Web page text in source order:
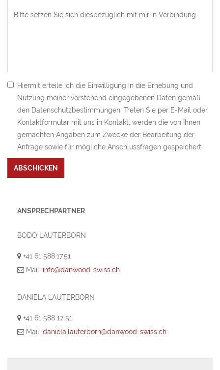
Hiermit erteile ich die Einwilligung in die Erhebung und
Nutzung meiner vorstehend eingegebenen Daten gemäß
den Datenschutzbestimmungen. Treten Sie per E-Mail oder
Kontaktformular mit uns in Kontakt, werden die von Ihnen
gemachten Angaben zum Zwecke der Bearbeitung der
Anfrage sowie für mögliche Anschlussfragen gespeichert.
Bitte nicht ausfüllen.
ABSCHICKEN
ANSPRECHPARTNER
BODO LAUTERBORN
+41 61 588.17.51
Mail: info@danwood-swiss.ch
DANIELA LAUTERBORN
+41 61 588 17 51
Mail: daniela.lauterborn@danwood-swiss.ch